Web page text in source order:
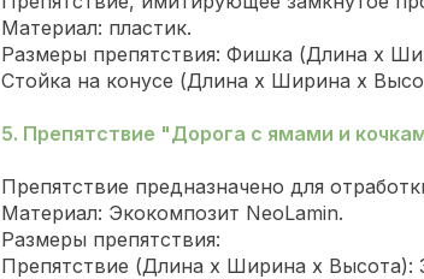
Материал: пластик.
Размеры препятствия: Фишка (Длина х
Стойка на конусе (Длина х Ширина х
5. Препятствие "Дорога с ямами и
Препятствие предназначено для
Материал: Экокомпозит NeoLamin.
Размеры препятствия:
Препятствие (Длина х Ширина х Высота):